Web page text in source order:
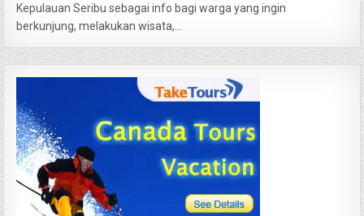
Kepulauan Seribu sebagai info bagi warga yang ingin
berkunjung, melakukan wisata,...